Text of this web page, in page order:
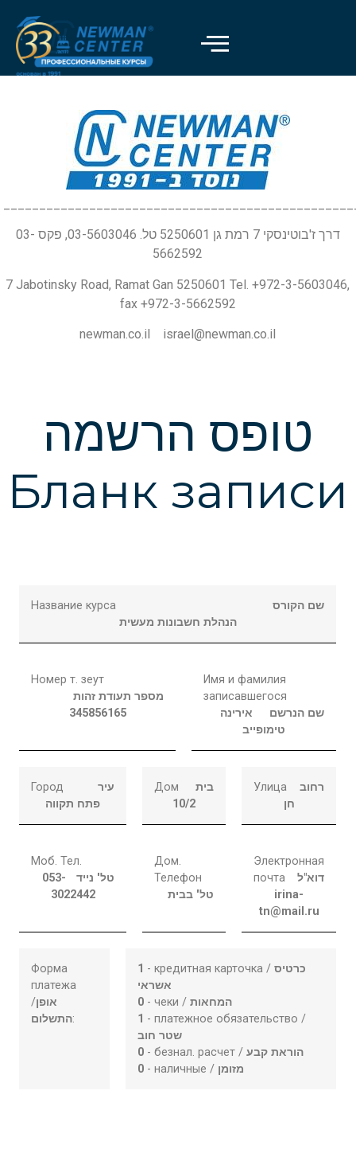
דרך ז'בוטינסקי 7 רמת גן 5250601 טל. 03-5603046, פקס 03-
5662592
7 Jabotinsky Road, Ramat Gan 5250601 Tel. +972-3-5603046,
fax +972-3-5662592
newman.co.il israel@newman.co.il
טופס הרשמה
Бланк записи
Название курса
שם הקורס
הנהלת חשבונות מעשית
Номер т. зеут
מספר תעודת זהות
345856165
Имя и фамилия
записавшегося
שם הנרשם
אירינה
טימופייב
Город
עיר
פתח תקווה
Дом
בית
10/2
Улица
רחוב
חן
Моб. Тел.
טל' נייד
053-
3022442
Дом.
Телефон
טל' בבית
Электронная
почта
דוא"ל
irina-
tn@mail.ru
Форма
платежа
/אופן
התשלום:
1 - кредитная карточка /כרטיס
אשראי
0 - чеки /המחאות
1 - платежное обязательство /
שטר חוב
0 - безнал. расчет /הוראת קבע
0 - наличные / מזומן